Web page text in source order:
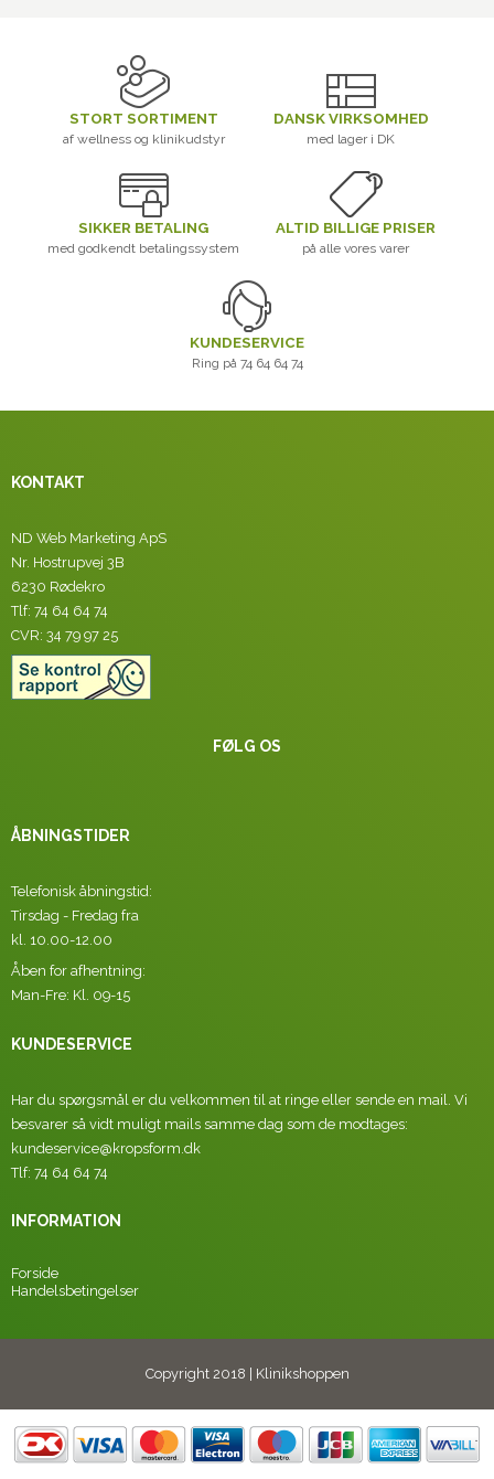
STORT SORTIMENT
af wellness og klinikudstyr
DANSK VIRKSOMHED
med lager i DK
SIKKER BETALING
med godkendt betalingssystem
ALTID BILLIGE PRISER
på alle vores varer
KUNDESERVICE
Ring på 74 64 64 74
KONTAKT
ND Web Marketing ApS
Nr. Hostrupvej 3B
6230 Rødekro
Tlf: 74 64 64 74
CVR: 34 79 97 25
FØLG OS
ÅBNINGSTIDER
Telefonisk åbningstid:
Tirsdag - Fredag fra
kl. 10.00-12.00
Åben for afhentning:
Man-Fre: Kl. 09-15
KUNDESERVICE
Har du spørgsmål er du velkommen til at ringe eller sende en mail. Vi
besvarer så vidt muligt mails samme dag som de modtages:
kundeservice@kropsform.dk
Tlf: 74 64 64 74
INFORMATION
Forside
Handelsbetingelser
Copyright 2018 | Klinikshoppen